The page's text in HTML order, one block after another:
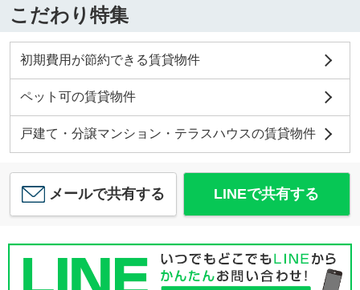
こだわり特集
初期費用が節約できる賃貸物件
ペット可の賃貸物件
戸建て・分譲マンション・テラスハウスの賃貸物件
メールで共有する LINEで共有する